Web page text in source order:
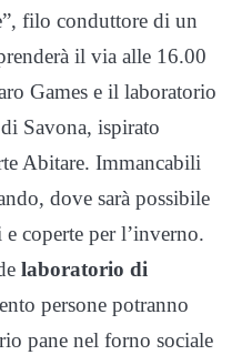
filo conduttore di un
il via alle 16.00
Games e il laboratorio
Savona, ispirato
Abitare. Immancabili
dove sarà possibile
coperte per l’inverno.
laboratorio di
persone potranno
pane nel forno sociale